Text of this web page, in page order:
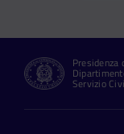
Servizio